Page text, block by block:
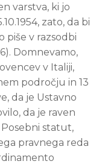
varstva, ki jo
zato, da bi
piše v razsodbi
Domnevamo,
v Italiji,
področju in 13
da je Ustavno
da je raven
statut,
pravnega reda